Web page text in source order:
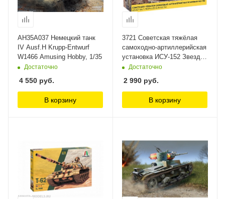
AH35A037 Немецкий танк
IV Ausf.H Krupp-Entwurf
W1466 Amusing Hobby, 1/35
Достаточно
4 550 руб.
В корзину
3721 Советская тяжёлая
самоходно-артиллерийская
установка ИСУ-152 Звезда,
1/35Достаточно
2 990 руб.
В корзину